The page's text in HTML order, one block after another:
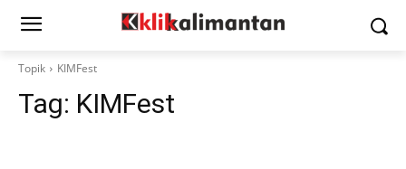
Topik KIMFest
Tag: KIMFest